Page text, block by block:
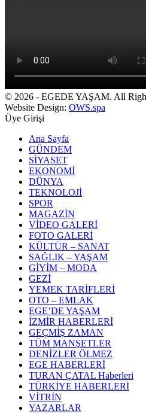
© 2026 - EGEDE YAŞAM. All
Website Design: OWS.spa
Üye Girişi
Ana Sayfa
GÜNDEM
SİYASET
EKONOMİ
DÜNYA
TEKNOLOJİ
SPOR
MAGAZİN
VİDEO GALERİ
FOTO GALERİ
KÜLTÜR – SANAT
SAĞLIK – YAŞAM
GİYİM – MODA
GEZİ
YEMEK TARİFLERİ
OTO – EMLAK
EGE’DE YAŞAM
İZMİR HABERLERİ
GEÇMİŞ ZAMAN
TÜM MANŞETLER
DENİZLER ÖLMEZ
EGE HABERLERİ
TURAN ÇATAL Haberleri
TÜRKİYE HABERLERİ
VİTRİN
YAZARLAR